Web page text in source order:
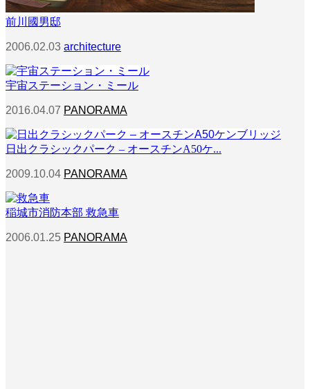
前川國男邸
2006.02.03 architecture
宇宙ステーション・ミール
2016.04.07 PANORAMA
日出クラシックパーク – オースチンA50ケ...
2009.10.04 PANORAMA
稲城市消防本部 救急車
2006.01.25 PANORAMA